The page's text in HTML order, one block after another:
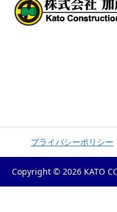
プライバシーポリシー
Copyright © 2026 KATO